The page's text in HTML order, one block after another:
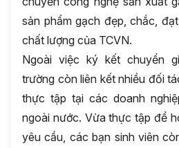
sản phẩm gạch đẹp, chắc,
chất lượng của TCVN.
Ngoài việc ký kết chuyển
trường còn liên kết nhiều đối
thực tập tại các doanh
ngoài nước. Vừa thực tập để
yêu cầu, các bạn sinh viên